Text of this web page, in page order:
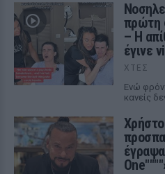
πρώτη
– Η
έγινε
ΧΤΕΣ
Ενώ
κανείς